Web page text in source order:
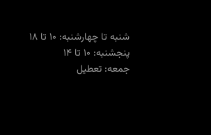
شنبه تا چهارشنبه: ۱۰ تا ۱۸
پنجشنبه: ۱۰ تا ۱۴
جمعه: تعطیل